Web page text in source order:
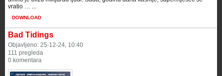
vratio … ...
DOWNLOAD
Bad Tidings
Objavljeno: 25-12-24, 10:40
111 pregleda
0 komentara